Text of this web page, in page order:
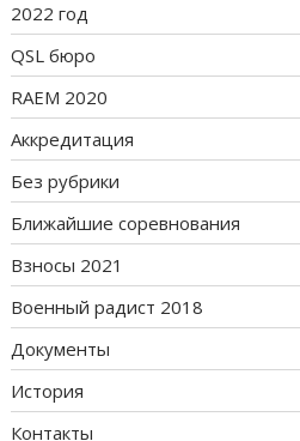
2022 год
QSL бюро
RAEM 2020
Аккредитация
Без рубрики
Ближайшие соревнования
Взносы 2021
Военный радист 2018
Документы
История
Контакты